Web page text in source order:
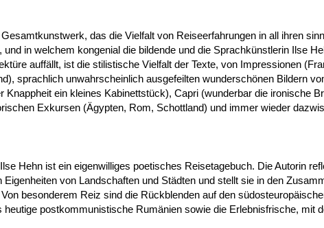
das die Vielfalt von Reiseerfahrungen in all ihren
in welchem kongenial die bildende und die Sprachkünstlerin Ilse
auffällt, ist die stilistische Vielfalt der Texte, von Impressionen
sprachlich unwahrscheinlich ausgefeilten wunderschönen Bildern
Knappheit ein kleines Kabinettstück), Capri (wunderbar die ironische
Exkursen (Ägypten, Rom, Schottland) und immer wieder
Hehn ist ein eigenwilliges poetisches Reisetagebuch. Die Autorin
Eigenheiten von Landschaften und Städten und stellt sie in den
besonderem Reiz sind die Rückblenden auf den
postkommunistische Rumänien sowie die Erlebnisfrische, mit